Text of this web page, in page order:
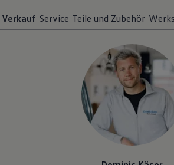
Verkauf Service Teile und Zubehör